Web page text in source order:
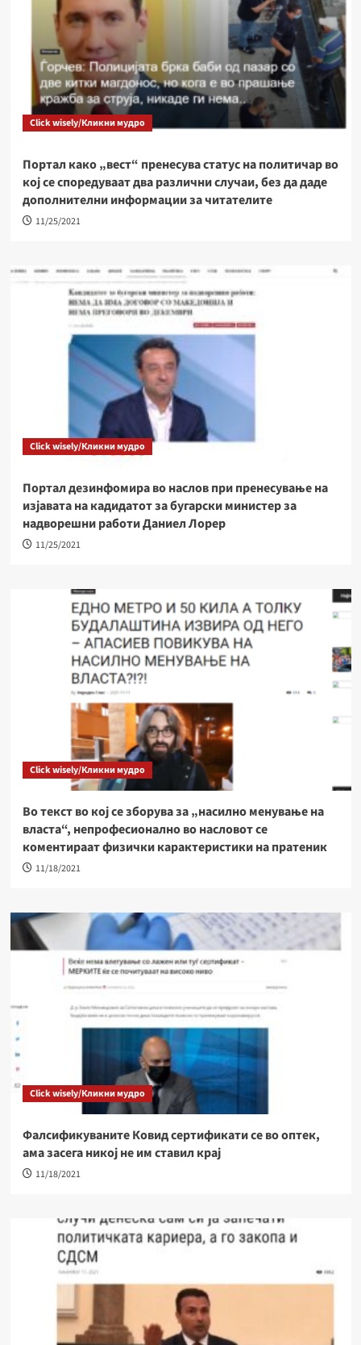
Click wisely/Кликни мудро
Портал како „вест“ пренесува статус на политичар во
кој се споредуваат два различни случаи, без да даде
дополнителни информации за читателите
11/25/2021
Click wisely/Кликни мудро
Портал дезинфомира во наслов при пренесување на
изјавата на кадидатот за бугарски министер за
надворешни работи Даниел Лорер
11/25/2021
Click wisely/Кликни мудро
Во текст во кој се зборува за „насилно менување на
власта“, непрофесионално во насловот се
коментираат физички карактеристики на пратеник
11/18/2021
Click wisely/Кликни мудро
Фалсификуваните Ковид сертификати се во оптек,
ама засега никој не им ставил крај
11/18/2021